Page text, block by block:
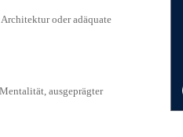
oder adäquate
ausgeprägter